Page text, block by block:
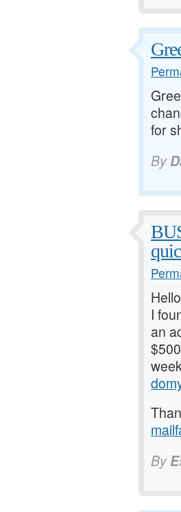
for
By
I
an
By